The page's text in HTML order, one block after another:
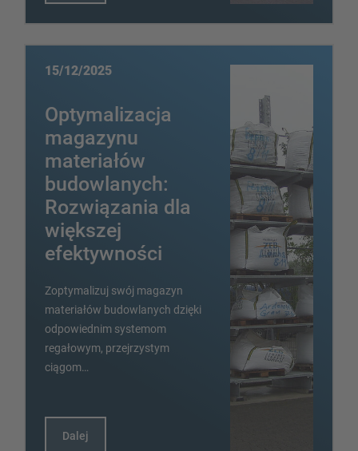
15/12/2025
Optymalizacja
magazynu
materiałów
budowlanych:
Rozwiązania dla
większej
efektywności
Zoptymalizuj swój magazyn
materiałów budowlanych dzięki
odpowiednim systemom
regałowym, przejrzystym
ciągom…
Dalej